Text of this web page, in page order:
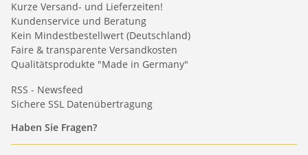
Kurze Versand- und Lieferzeiten!
Kundenservice und Beratung
Kein Mindestbestellwert (Deutschland)
Faire & transparente Versandkosten
Qualitätsprodukte "Made in Germany"
RSS - Newsfeed
Sichere SSL Datenübertragung
Haben Sie Fragen?